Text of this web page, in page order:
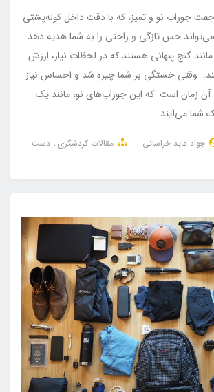
جوراب نو و تمیز، که با دقت داخل کوله‌پشتی
حس تازگی و راحتی را به شما هدیه دهد.
گنج پنهانی هستند که در لحظات نیاز، ارزش
وقتی خستگی بر شما چیره شد و احساس نیاز
آن زمان است که این جوراب‌های نو، مانند یک
شما می‌آیند.
جواد عابد خراسانی مقالات گردشگری دست